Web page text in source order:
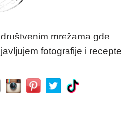
mrežama gde
fotografije i recepte